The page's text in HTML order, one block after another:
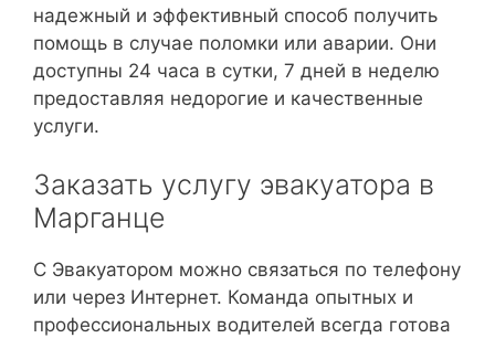
надежный и эффективный способ получить
помощь в случае поломки или аварии. Они
доступны 24 часа в сутки, 7 дней в неделю
предоставляя недорогие и качественные
услуги.
Заказать услугу эвакуатора в
Марганце
С Эвакуатором можно связаться по телефону
или через Интернет. Команда опытных и
профессиональных водителей всегда готова